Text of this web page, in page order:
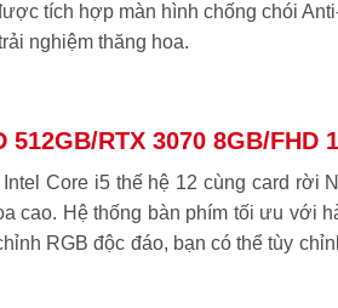
tích hợp màn hình chống chói
nghiệm thăng hoa.
RTX 3070 8GB/FHD
Core i5 thế hệ 12 cùng card rời
cao. Hệ thống bàn phím tối ưu với
RGB độc đáo, bạn có thể tùy